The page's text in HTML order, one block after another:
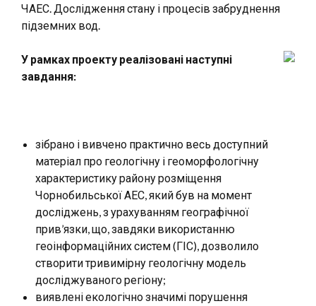
ЧАЕС. Дослідження стану і процесів забруднення
підземних вод.
У рамках проекту реалізовані наступні
завдання:
зібрано і вивчено практично весь доступний
матеріал про геологічну і геоморфологічну
характеристику району розміщення
Чорнобильської АЕС, який був на момент
досліджень, з урахуванням географічної
прив’язки, що, завдяки використанню
геоінформаційних систем (ГІС), дозволило
створити тривимірну геологічну модель
досліджуваного регіону;
виявлені екологічно значимі порушення